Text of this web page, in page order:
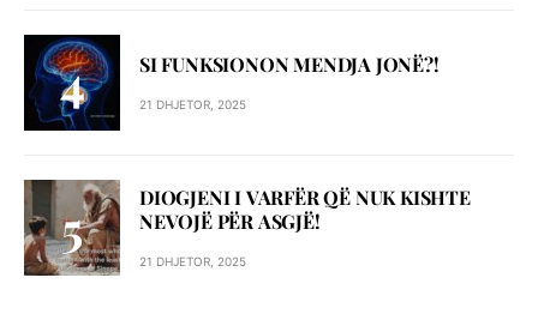
SI FUNKSIONON MENDJA JONË?!
21 DHJETOR, 2025
DIOGJENI I VARFËR QË NUK KISHTE
NEVOJË PËR ASGJË!
21 DHJETOR, 2025